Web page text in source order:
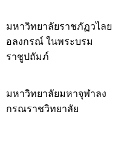
มหาวิทยาลัยราชภัฏวไลย
อลงกรณ์ ในพระบรม
ราชูปถัมภ์
มหาวิทยาลัยมหาจุฬาลง
กรณราชวิทยาลัย